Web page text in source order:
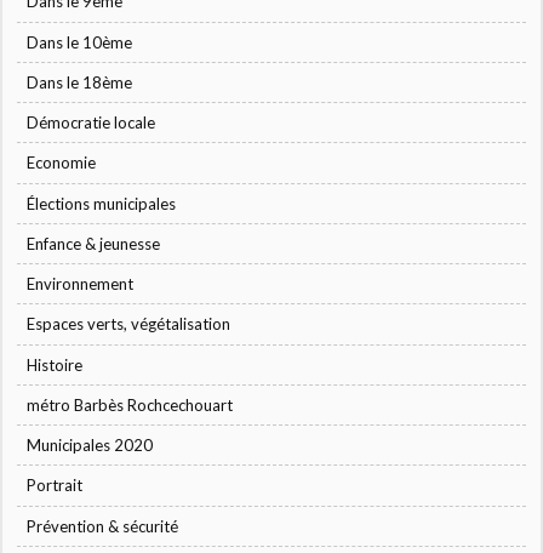
Dans le 10ème
Dans le 18ème
Démocratie locale
Economie
Élections municipales
Enfance & jeunesse
Environnement
Espaces verts, végétalisation
Histoire
métro Barbès Rochcechouart
Municipales 2020
Portrait
Prévention & sécurité